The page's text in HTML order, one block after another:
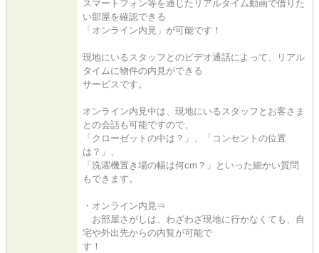
スマートフォン等を通じたリアルタイム動画で借りた
い部屋を確認できる
「オンライン内見」が可能です！
現地にいるスタッフとのビデオ通話によって、リアル
タイムに物件の内見ができる
サービスです。
オンライン内見中は、現地にいるスタッフとお客さま
との会話も可能ですので、
「クローゼットの中は？」、「コンセントの位置
は？」、
「洗濯機置き場の幅は何cm？」といった細かい質問
もできます。
・オンライン内見⇒
お部屋さがしは、わざわざ現地に行かなくても、自
宅や外出先からの内覧が可能で
す！